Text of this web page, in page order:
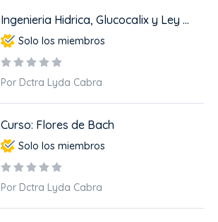
Ingenieria Hidrica, Glucocalix y Ley ...
Solo los miembros
Por Dctra Lyda Cabra
Curso: Flores de Bach
Solo los miembros
Por Dctra Lyda Cabra